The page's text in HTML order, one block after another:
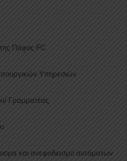
της Πάφος FC
Υπηρεσιών
Γραμματέας
και ανεφοδιασμό αυτόματων